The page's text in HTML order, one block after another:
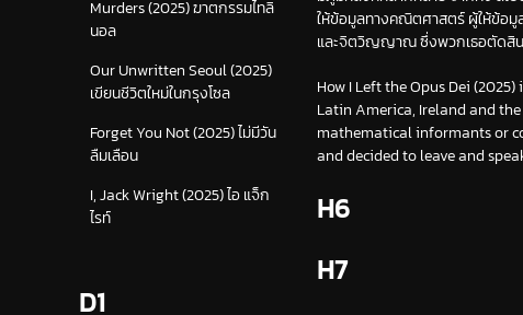
Murders (2025) ฆาตกรรมไทลิ
นอล
Our Unwritten Seoul (2025)
เขียนชีวิตใหม่ในกรุงโซล
Forget You Not (2025) ไม่มีวัน
ลืมเลือน
I, Jack Wright (2025) ไอ แจ็ก
ไรท์
D1
ให้ข้อมูลทางคณิตศาสตร์ ผู้ให้ข้อมู
และจิตวิญญาณ ซึ่งพวกเธอตัดสิน
How I Left the Opus Dei
Latin America, Ireland and
mathematical informants or
and decided to leave and
H6
H7